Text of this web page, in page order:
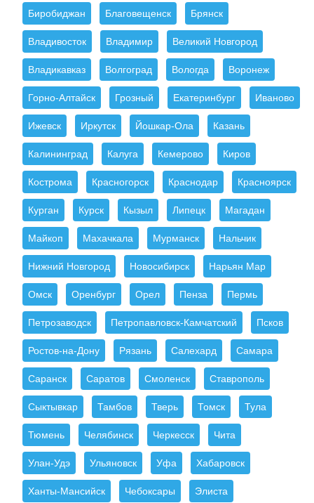
Биробиджан Благовещенск Брянск
Владивосток Владимир Великий Новгород
Владикавказ Волгоград Вологда Воронеж
Горно-Алтайск Грозный Екатеринбург Иваново
Ижевск Иркутск Йошкар-Ола Казань
Калининград Калуга Кемерово Киров
Кострома Красногорск Краснодар Красноярск
Курган Курск Кызыл Липецк Магадан
Майкоп Махачкала Мурманск Нальчик
Нижний Новгород Новосибирск Нарьян Мар
Омск Оренбург Орел Пенза Пермь
Петрозаводск Петропавловск-Камчатский Псков
Ростов-на-Дону Рязань Салехард Самара
Саранск Саратов Смоленск Ставрополь
Сыктывкар Тамбов Тверь Томск Тула
Тюмень Челябинск Черкесск Чита
Улан-Удэ Ульяновск Уфа Хабаровск
Ханты-Мансийск Чебоксары Элиста